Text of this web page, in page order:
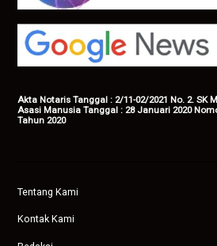
Akta Notaris Tanggal : 2/11-02/2021 No. 2. SK
Asasi Manusia Tanggal : 28 Januari 2020
Tahun 2020
Tentang Kami
Kontak Kami